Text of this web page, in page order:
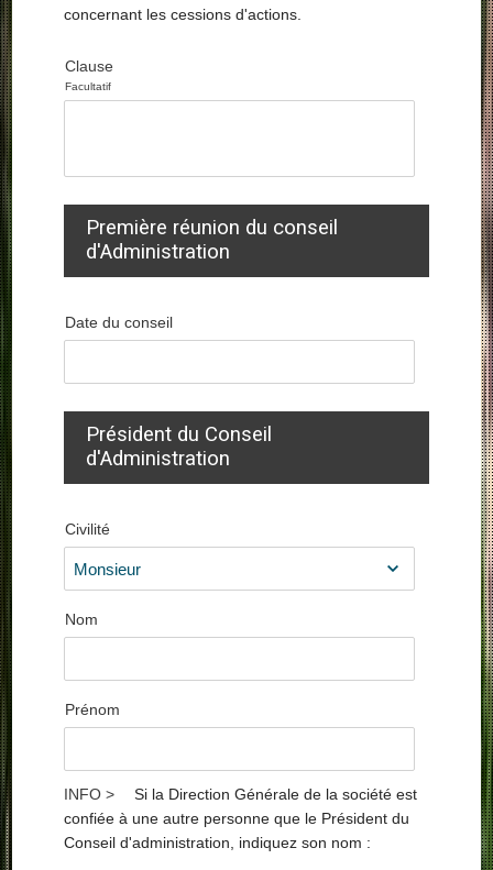
concernant les cessions d'actions.
Clause
Facultatif
Première réunion du conseil
d'Administration
Date du conseil
Président du Conseil
d'Administration
Civilité
Nom
Prénom
Si la Direction Générale de la société est
confiée à une autre personne que le Président du
Conseil d'administration, indiquez son nom :